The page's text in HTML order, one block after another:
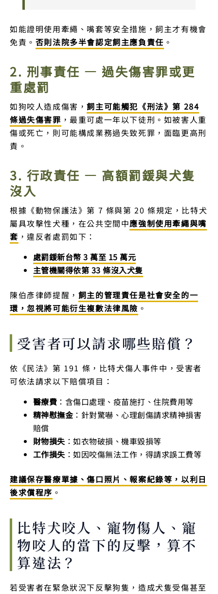
如能證明使用牽繩、嘴套等安全措施，飼主才有機會
免責。 否則法院多半會認定飼主應負責任 。
2. 刑事責任 — 過失傷害罪或更
重處罰
如狗咬人造成傷害，飼主可能觸犯《刑法》第 284
條過失傷害罪 ，最重可處一年以下徒刑。如被害人重
傷或死亡，則可能構成業務過失致死罪，面臨更高刑
責。
3. 行政責任 — 高額罰鍰與犬隻
沒入
根據《動物保護法》第 7 條與第 20 條規定，比特犬
屬具攻擊性犬種，在公共空間中應強制使用牽繩與嘴
套 ，違反者處罰如下：
處罰鍰新台幣 3 萬至 15 萬元
主管機關得依第 33 條沒入犬隻
陳伯彥律師提醒， 飼主的管理責任是社會安全的一
環，忽視將可能衍生複數法律風險 。
受害者可以請求哪些賠償？
依《民法》第 191 條，比特犬傷人事件中，受害者
可依法請求以下賠償項目：
醫療費 ：含傷口處理、疫苗施打、住院費用等
精神慰撫金：針對驚嚇、心理創傷請求精神損害
賠償
財物損失：如衣物破損、機車毀損等
工作損失：如因咬傷無法工作，得請求誤工費等
建議保存醫療單據、傷口照片、報案紀錄等，以利日
後求償程序 。
比特犬咬人、寵物傷人、寵
物咬人的當下的反擊，算不
算違法？
若受害者在緊急狀況下反擊狗隻，造成犬隻受傷甚至